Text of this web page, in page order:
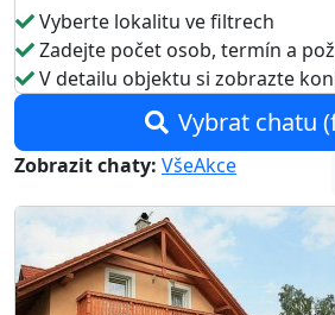
Vyberte lokalitu ve filtrech
Zadejte počet osob, termín a
V detailu objektu si zobrazte
Vybrat chatu
Zobrazit chaty: VšeAkce